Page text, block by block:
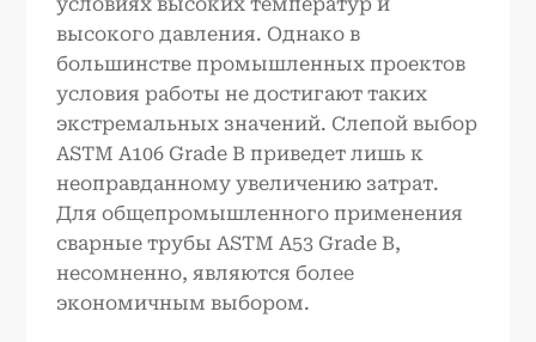
высокого давления. Однако в
большинстве промышленных проектов
условия работы не достигают таких
экстремальных значений. Слепой выбор
ASTM A106 Grade B приведет лишь к
неоправданному увеличению затрат.
Для общепромышленного применения
сварные трубы ASTM A53 Grade B,
несомненно, являются более
экономичным выбором.